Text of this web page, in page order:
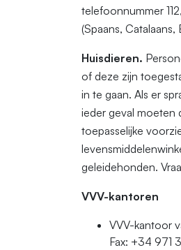
telefoonnummer
(Spaans, Catalaans,
Huisdieren.
of deze zijn
in te gaan. Als er
ieder geval moeten
toepasselijke
geleidehonden.
VVV-kantoren
VVV-kantoor
Fax: +34 971